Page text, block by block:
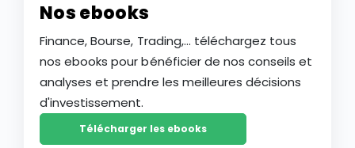
Nos ebooks
Finance, Bourse, Trading,... téléchargez tous
nos ebooks pour bénéficier de nos conseils et
analyses et prendre les meilleures décisions
d'investissement.
Télécharger les ebooks